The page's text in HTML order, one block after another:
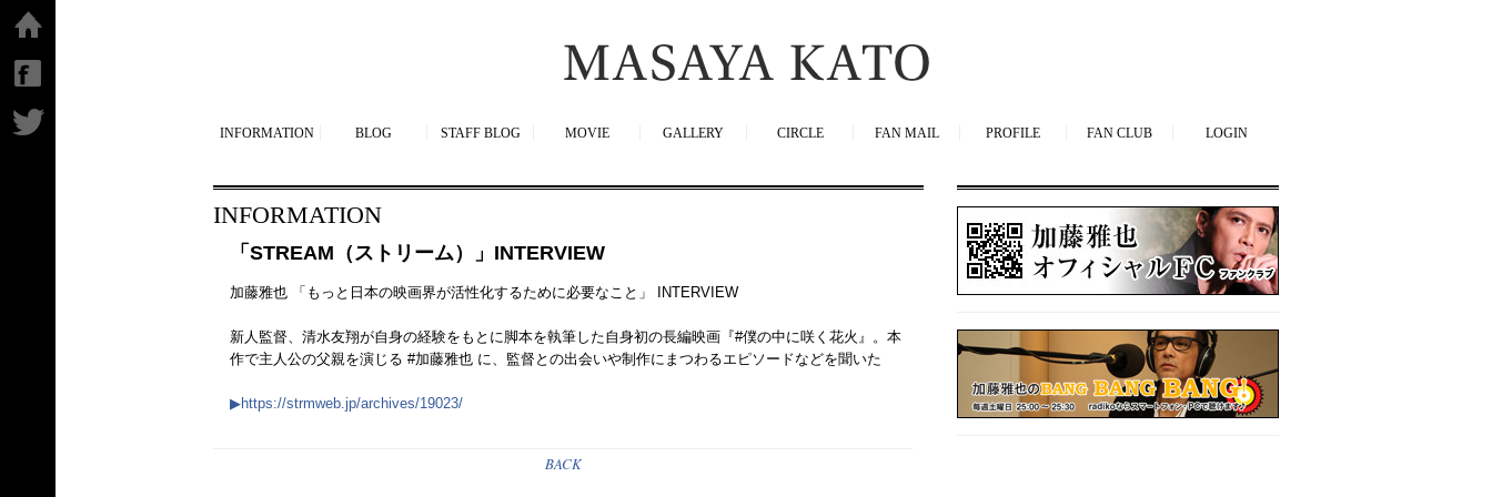
加藤雅也
INFORMATION BLOG STAFF BLOG MOVIE GALLERY CIRCLE FAN MAIL PROFILE FAN CLUB LOGIN
INFORMATION
「STREAM（ストリーム）」INTERVIEW
加藤雅也 「もっと日本の映画界が活性化するために必要なこと」 INTERVIEW
新人監督、清水友翔が自身の経験をもとに脚本を執筆した自身初の長編映画『#僕の中に咲く花火』。本
作で主人公の父親を演じる #加藤雅也 に、監督との出会いや制作にまつわるエピソードなどを聞いた
▶︎https://strmweb.jp/archives/19023/
BACK
Twitter